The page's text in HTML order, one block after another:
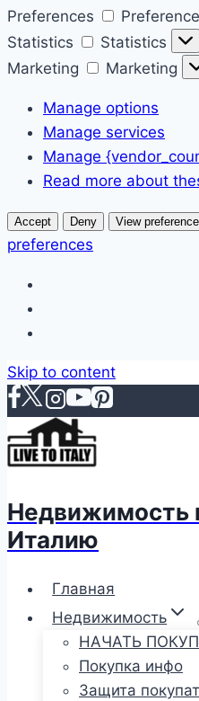
Preferences
Statistics
Statistics
Marketing
Marketing
Manage options
Manage services
Manage
Read more about
Accept Deny View
preferences
Skip to content
Недвижимость
Италию
Главная
Недвижимость
НАЧАТЬ
Покупка инфо
Защита